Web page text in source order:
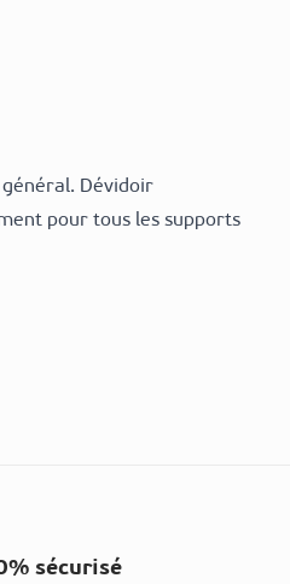
Dévidoir
pour tous les supports
sécurisé